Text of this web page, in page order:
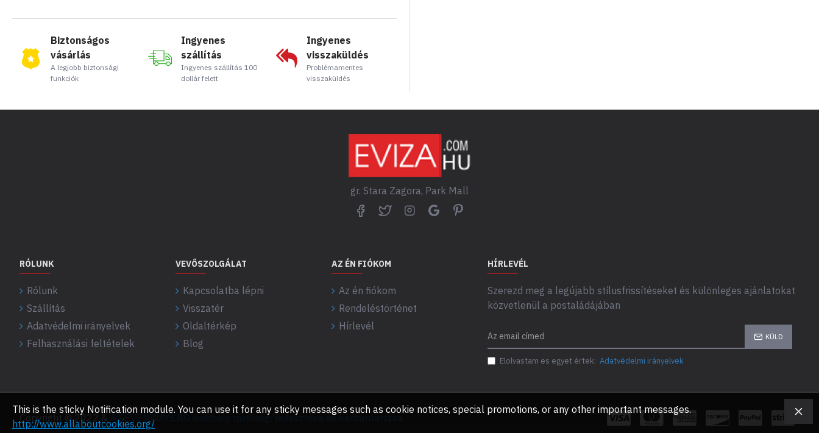
Biztonságos
vásárlás
A legjobb biztonsági
funkciók
Ingyenes
szállítás
Ingyenes szállítás 100
dollár felett
Ingyenes
visszaküldés
Problémamentes
visszaküldés
gr. Stara Zagora, Park Mall
RÓLUNK
Rólunk
Szállítás
Adatvédelmi irányelvek
Felhasználási feltételek
VEVŐSZOLGÁLAT
Kapcsolatba lépni
Visszatér
Oldaltérkép
Blog
AZ ÉN FIÓKOM
Az én fiókom
Rendeléstörténet
Hírlevél
HÍRLEVÉL
Szerezd meg a legújabb stílusfrissítéseket és különleges ajánlatokat
közvetlenül a postaládájában
KÜLD
Elolvastam es egyet értek: Adatvédelmi irányelvek
Copyright © 2022 & A SEVENWAYS.BG webhely minőségi fejlesztése és karbantartása
This is the sticky Notification module. You can use it for any sticky messages such as cookie notices, special promotions, or any other important messages.
http://www.allaboutcookies.org/